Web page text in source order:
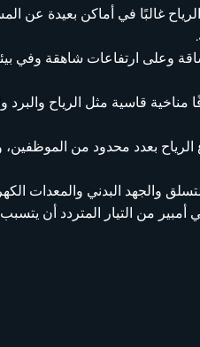
غالبًا في أماكن بعيدة عن
وعلى ارتفاعات شاهقة وفي
قاسية مثل الرياح والبرد
الرياح بعدد محدود من الموظفين،
والجهد البدني والمعدات
إلى حوادث مهددة للحياة؛ إذ يمكن لـ 100 ملي أمبير من